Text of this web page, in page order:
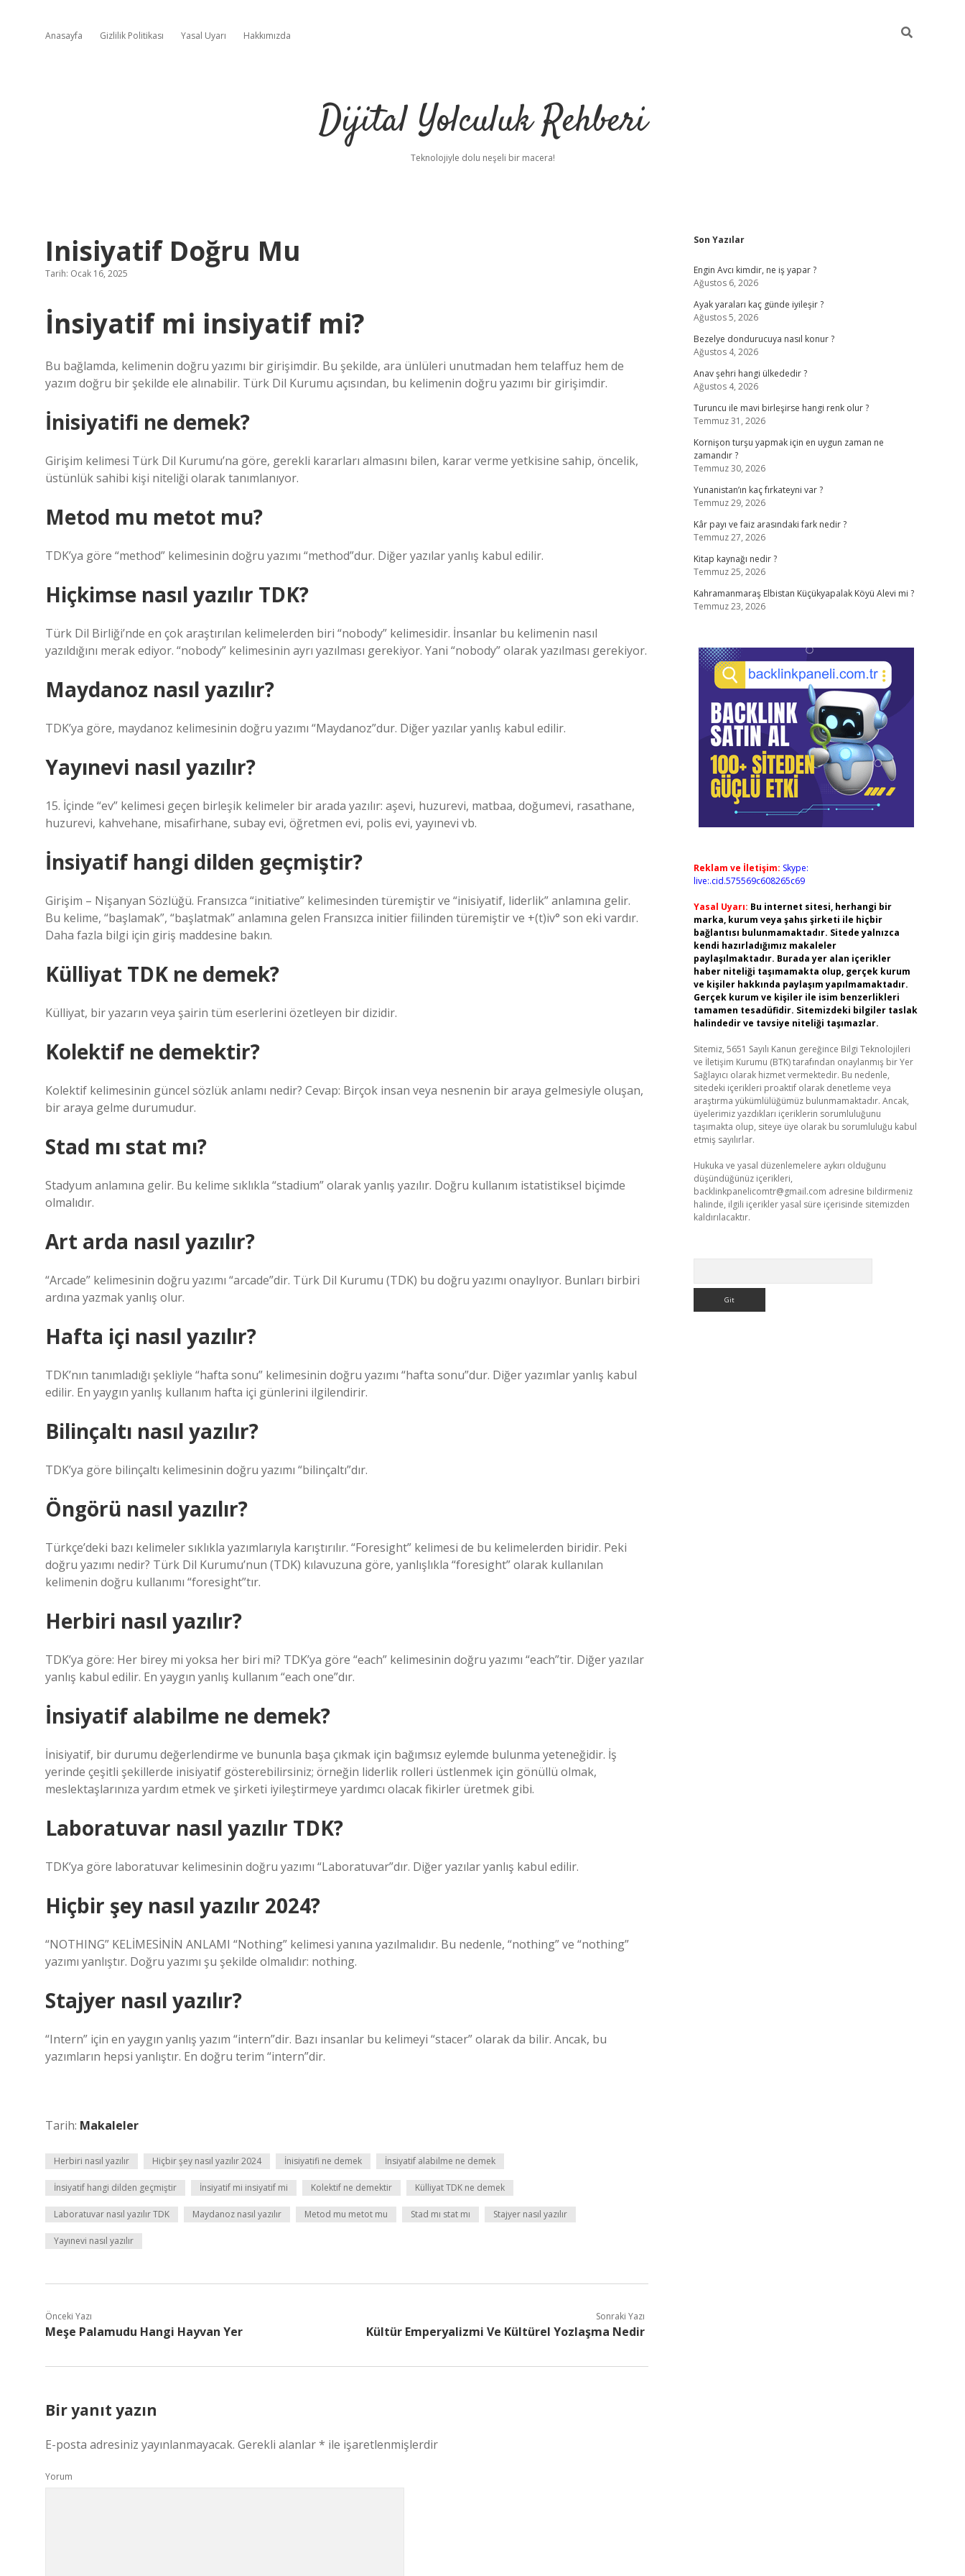
Anasayfa Gizlilik Politikası Yasal Uyarı Hakkımızda
Dijital Yolculuk Rehberi
Teknolojiyle dolu neşeli bir macera!
Inisiyatif Doğru Mu
Tarih: Ocak 16, 2025
İnsiyatif mi insiyatif mi?
Bu bağlamda, kelimenin doğru yazımı bir girişimdir. Bu şekilde, ara ünlüleri unutmadan hem telaffuz hem de
yazım doğru bir şekilde ele alınabilir. Türk Dil Kurumu açısından, bu kelimenin doğru yazımı bir girişimdir.
İnisiyatifi ne demek?
Girişim kelimesi Türk Dil Kurumu’na göre, gerekli kararları almasını bilen, karar verme yetkisine sahip, öncelik,
üstünlük sahibi kişi niteliği olarak tanımlanıyor.
Metod mu metot mu?
TDK’ya göre “method” kelimesinin doğru yazımı “method”dur. Diğer yazılar yanlış kabul edilir.
Hiçkimse nasıl yazılır TDK?
Türk Dil Birliği’nde en çok araştırılan kelimelerden biri “nobody” kelimesidir. İnsanlar bu kelimenin nasıl
yazıldığını merak ediyor. “nobody” kelimesinin ayrı yazılması gerekiyor. Yani “nobody” olarak yazılması gerekiyor.
Maydanoz nasıl yazılır?
TDK’ya göre, maydanoz kelimesinin doğru yazımı “Maydanoz”dur. Diğer yazılar yanlış kabul edilir.
Yayınevi nasıl yazılır?
15. İçinde “ev” kelimesi geçen birleşik kelimeler bir arada yazılır: aşevi, huzurevi, matbaa, doğumevi, rasathane,
huzurevi, kahvehane, misafirhane, subay evi, öğretmen evi, polis evi, yayınevi vb.
İnsiyatif hangi dilden geçmiştir?
Girişim – Nişanyan Sözlüğü. Fransızca “initiative” kelimesinden türemiştir ve “inisiyatif, liderlik” anlamına gelir.
Bu kelime, “başlamak”, “başlatmak” anlamına gelen Fransızca initier fiilinden türemiştir ve +(t)iv° son eki vardır.
Daha fazla bilgi için giriş maddesine bakın.
Külliyat TDK ne demek?
Külliyat, bir yazarın veya şairin tüm eserlerini özetleyen bir dizidir.
Kolektif ne demektir?
Kolektif kelimesinin güncel sözlük anlamı nedir? Cevap: Birçok insan veya nesnenin bir araya gelmesiyle oluşan,
bir araya gelme durumudur.
Stad mı stat mı?
Stadyum anlamına gelir. Bu kelime sıklıkla “stadium” olarak yanlış yazılır. Doğru kullanım istatistiksel biçimde
olmalıdır.
Art arda nasıl yazılır?
“Arcade” kelimesinin doğru yazımı “arcade”dir. Türk Dil Kurumu (TDK) bu doğru yazımı onaylıyor. Bunları birbiri
ardına yazmak yanlış olur.
Hafta içi nasıl yazılır?
TDK’nın tanımladığı şekliyle “hafta sonu” kelimesinin doğru yazımı “hafta sonu”dur. Diğer yazımlar yanlış kabul
edilir. En yaygın yanlış kullanım hafta içi günlerini ilgilendirir.
Bilinçaltı nasıl yazılır?
TDK’ya göre bilinçaltı kelimesinin doğru yazımı “bilinçaltı”dır.
Öngörü nasıl yazılır?
Türkçe’deki bazı kelimeler sıklıkla yazımlarıyla karıştırılır. “Foresight” kelimesi de bu kelimelerden biridir. Peki
doğru yazımı nedir? Türk Dil Kurumu’nun (TDK) kılavuzuna göre, yanlışlıkla “foresight” olarak kullanılan
kelimenin doğru kullanımı “foresight”tır.
Herbiri nasıl yazılır?
TDK’ya göre: Her birey mi yoksa her biri mi? TDK’ya göre “each” kelimesinin doğru yazımı “each”tir. Diğer yazılar
yanlış kabul edilir. En yaygın yanlış kullanım “each one”dır.
İnsiyatif alabilme ne demek?
İnisiyatif, bir durumu değerlendirme ve bununla başa çıkmak için bağımsız eylemde bulunma yeteneğidir. İş
yerinde çeşitli şekillerde inisiyatif gösterebilirsiniz; örneğin liderlik rolleri üstlenmek için gönüllü olmak,
meslektaşlarınıza yardım etmek ve şirketi iyileştirmeye yardımcı olacak fikirler üretmek gibi.
Laboratuvar nasıl yazılır TDK?
TDK’ya göre laboratuvar kelimesinin doğru yazımı “Laboratuvar”dır. Diğer yazılar yanlış kabul edilir.
Hiçbir şey nasıl yazılır 2024?
“NOTHING” KELİMESİNİN ANLAMI “Nothing” kelimesi yanına yazılmalıdır. Bu nedenle, “nothing” ve “nothing”
yazımı yanlıştır. Doğru yazımı şu şekilde olmalıdır: nothing.
Stajyer nasıl yazılır?
“Intern” için en yaygın yanlış yazım “intern”dir. Bazı insanlar bu kelimeyi “stacer” olarak da bilir. Ancak, bu
yazımların hepsi yanlıştır. En doğru terim “intern”dir.
Tarih: Makaleler
Herbiri nasıl yazılır Hiçbir şey nasıl yazılır 2024 İnisiyatifi ne demek İnsiyatif alabilme ne demek
İnsiyatif hangi dilden geçmiştir İnsiyatif mi insiyatif mi Kolektif ne demektir Külliyat TDK ne demek
Laboratuvar nasıl yazılır TDK Maydanoz nasıl yazılır Metod mu metot mu Stad mı stat mı Stajyer nasıl yazılır
Yayınevi nasıl yazılır
Önceki Yazı
Meşe Palamudu Hangi Hayvan Yer
Sonraki Yazı
Kültür Emperyalizmi Ve Kültürel Yozlaşma Nedir
Bir yanıt yazın
E-posta adresiniz yayınlanmayacak. Gerekli alanlar* ile işaretlenmişlerdir
Yorum
Sidebar
Son Yazılar
Engin Avcı kimdir, ne iş yapar ?
Ağustos 6, 2026
Ayak yaraları kaç günde iyileşir ?
Ağustos 5, 2026
Bezelye dondurucuya nasıl konur ?
Ağustos 4, 2026
Anav şehri hangi ülkededir ?
Ağustos 4, 2026
Turuncu ile mavi birleşirse hangi renk olur ?
Temmuz 31, 2026
Kornişon turşu yapmak için en uygun zaman ne
zamandır ?
Temmuz 30, 2026
Yunanistan’ın kaç fırkateyni var ?
Temmuz 29, 2026
Kâr payı ve faiz arasındaki fark nedir ?
Temmuz 27, 2026
Kitap kaynağı nedir ?
Temmuz 25, 2026
Kahramanmaraş Elbistan Küçükyapalak Köyü Alevi mi ?
Temmuz 23, 2026
Reklam ve İletişim: Skype:
live:.cid.575569c608265c69
Yasal Uyarı: Bu internet sitesi, herhangi bir
marka, kurum veya şahıs şirketi ile hiçbir
bağlantısı bulunmamaktadır. Sitede yalnızca
kendi hazırladığımız makaleler
paylaşılmaktadır. Burada yer alan içerikler
haber niteliği taşımamakta olup, gerçek kurum
ve kişiler hakkında paylaşım yapılmamaktadır.
Gerçek kurum ve kişiler ile isim benzerlikleri
tamamen tesadüfidir. Sitemizdeki bilgiler taslak
halindedir ve tavsiye niteliği taşımazlar.
Sitemiz, 5651 Sayılı Kanun gereğince Bilgi Teknolojileri
ve İletişim Kurumu (BTK) tarafından onaylanmış bir Yer
Sağlayıcı olarak hizmet vermektedir. Bu nedenle,
sitedeki içerikleri proaktif olarak denetleme veya
araştırma yükümlülüğümüz bulunmamaktadır. Ancak,
üyelerimiz yazdıkları içeriklerin sorumluluğunu
taşımakta olup, siteye üye olarak bu sorumluluğu kabul
etmiş sayılırlar.
Hukuka ve yasal düzenlemelere aykırı olduğunu
düşündüğünüz içerikleri,
backlinkpanelicomtr@gmail.com adresine bildirmeniz
halinde, ilgili içerikler yasal süre içerisinde sitemizden
kaldırılacaktır.
ilbet yeni giriş